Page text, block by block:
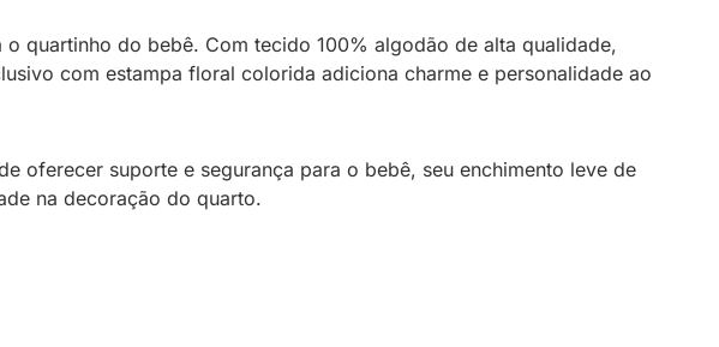
quartinho do bebê. Com tecido 100% algodão de alta qualidade,
com estampa floral colorida adiciona charme e personalidade ao
oferecer suporte e segurança para o bebê, seu enchimento leve de
na decoração do quarto.